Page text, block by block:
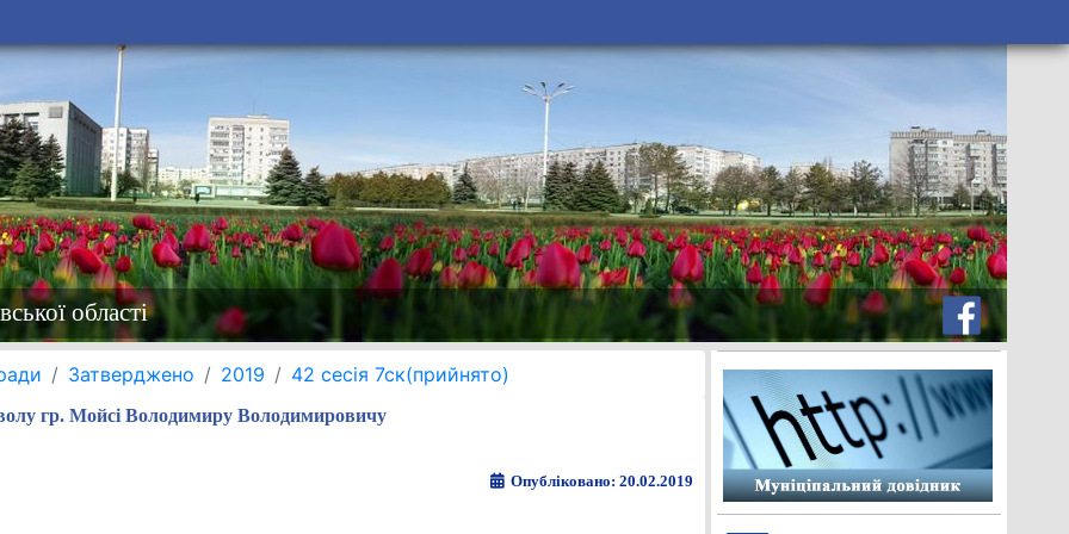
області
Затверджено 2019 42 сесія 7ск(прийнято)
гр. Мойсі Володимиру Володимировичу
Опубліковано: 20.02.2019